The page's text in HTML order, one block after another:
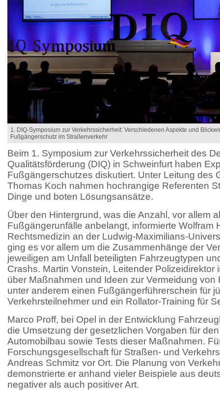
1. DIQ-Symposium zur Verkehrssicherheit: Verschiedenen Aspekte und
Fußgängerschutz im Straßenverkehr
Beim 1. Symposium zur Verkehrssicherheit des
Qualitätsförderung (DIQ) in Schweinfurt haben
Fußgängerschutzes diskutiert. Unter Leitung des
Thomas Koch nahmen hochrangige Referenten
Dinge und boten Lösungsansätze.
Über den Hintergrund, was die Anzahl, vor allem
Fußgängerunfälle anbelangt, informierte Wolfram
Rechtsmedizin an der Ludwig-Maximilians-
ging es vor allem um die Zusammenhänge der
jeweiligen am Unfall beteiligten Fahrzeugtypen
Crashs. Martin Vonstein, Leitender Polizeidirektor
über Maßnahmen und Ideen zur Vermeidung von
unter anderem einen Fußgängerführerschein für
Verkehrsteilnehmer und ein Rollator-Training für
Marco Proff, bei Opel in der Entwicklung
die Umsetzung der gesetzlichen Vorgaben für
Automobilbau sowie Tests dieser Maßnahmen.
Forschungsgesellschaft für Straßen- und
Andreas Schmitz vor Ort. Die Planung von
demonstrierte er anhand vieler Beispiele aus
negativer als auch positiver Art.